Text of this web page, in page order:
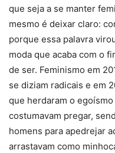
que seja a se manter
mesmo é deixar claro:
porque essa palavra
moda que acaba com o
de ser. Feminismo em
se diziam radicais e em
que herdaram o
costumavam pregar,
homens para apedrejar
arrastavam como